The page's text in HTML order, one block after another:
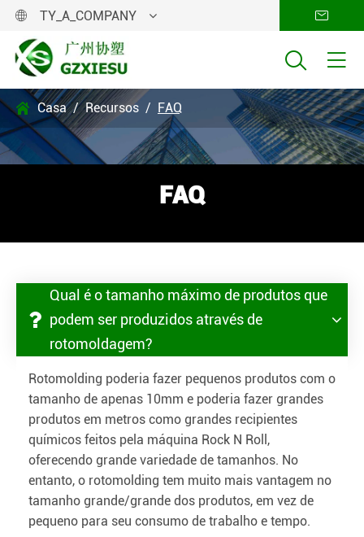
 TY_A_COMPANY 
 
FAQ
 Casa Recursos FAQ
Qual é o tamanho máximo de produtos que
podem ser produzidos através de
rotomoldagem?
Rotomolding poderia fazer pequenos produtos com o
tamanho de apenas 10mm e poderia fazer grandes
produtos em metros como grandes recipientes
químicos feitos pela máquina Rock N Roll,
oferecendo grande variedade de tamanhos. No
entanto, o rotomolding tem muito mais vantagem no
tamanho grande/grande dos produtos, em vez de
pequeno para seu consumo de trabalho e tempo.